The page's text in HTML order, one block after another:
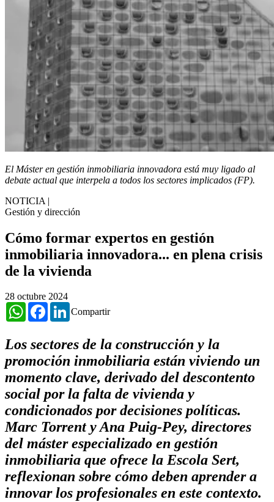
El Máster en gestión inmobiliaria innovadora está muy ligado al
debate actual que interpela a todos los sectores implicados (FP).
NOTICIA |
Gestión y dirección
Cómo formar expertos en gestión
inmobiliaria innovadora... en plena crisis
de la vivienda
28 octubre 2024
Compartir
WhatsAppFacebookLinkedIn
Los sectores de la construcción y la
promoción inmobiliaria están viviendo un
momento clave, derivado del descontento
social por la falta de vivienda y
condicionados por decisiones políticas.
Marc Torrent y Ana Puig-Pey, directores
del máster especializado en gestión
inmobiliaria que ofrece la Escola Sert,
reflexionan sobre cómo deben aprender a
innovar los profesionales en este contexto.